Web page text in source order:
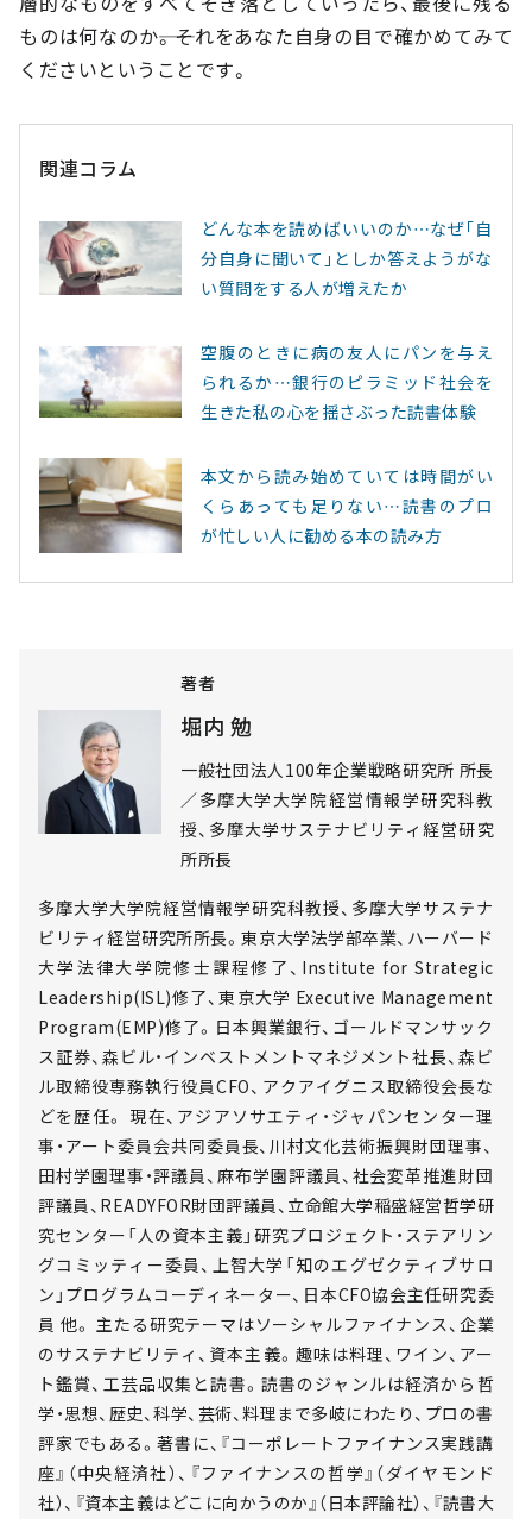
ものは何なのか――。それをあなた自身の目で確かめてみて
くださいということです。
関連コラム
どんな本を読めばいいのか…なぜ｢自
分自身に聞いて｣としか答えようがな
い質問をする人が増えたか
空腹のときに病の友人にパンを与え
られるか…銀行のピラミッド社会を
生きた私の心を揺さぶった読書体験
本文から読み始めていては時間がい
くらあっても足りない…読書のプロ
が忙しい人に勧める本の読み方
著者
堀内 勉
一般社団法人100年企業戦略研究所 所長
／多摩大学大学院経営情報学研究科教
授、多摩大学サステナビリティ経営研究
所所長
多摩大学大学院経営情報学研究科教授、多摩大学サステナ
ビリティ経営研究所所長。東京大学法学部卒業、ハーバード
大学法律大学院修士課程修了、Institute for Strategic
Leadership(ISL)修了、東京大学 Executive Management
Program(EMP)修了。日本興業銀行、ゴールドマンサック
ス証券、森ビル・インベストメントマネジメント社長、森ビ
ル取締役専務執行役員CFO、アクアイグニス取締役会長な
どを歴任。 現在、アジアソサエティ・ジャパンセンター理
事・アート委員会共同委員長、川村文化芸術振興財団理事、
田村学園理事・評議員、麻布学園評議員、社会変革推進財団
評議員、READYFOR財団評議員、立命館大学稲盛経営哲学研
究センター「人の資本主義」研究プロジェクト・ステアリン
グコミッティー委員、上智大学「知のエグゼクティブサロ
ン」プログラムコーディネーター、日本CFO協会主任研究委
員 他。 主たる研究テーマはソーシャルファイナンス、企業
のサステナビリティ、資本主義。趣味は料理、ワイン、アー
ト鑑賞、工芸品収集と読書。読書のジャンルは経済から哲
学・思想、歴史、科学、芸術、料理まで多岐にわたり、プロの書
評家でもある。著書に、『コーポレートファイナンス実践講
座』（中央経済社）、『ファイナンスの哲学』（ダイヤモンド
社）、『資本主義はどこに向かうのか』（日本評論社）、『読書大